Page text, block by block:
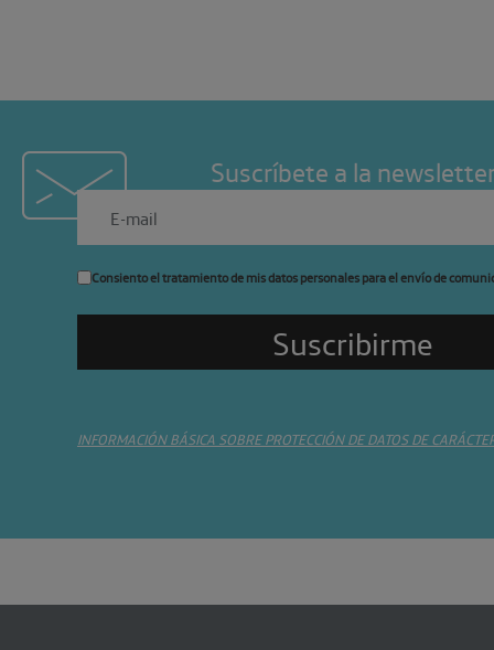
Suscríbete a la
Consiento el tratamiento de mis datos personales para el envío de
INFORMACIÓN BÁSICA SOBRE PROTECCIÓN DE DATOS DE